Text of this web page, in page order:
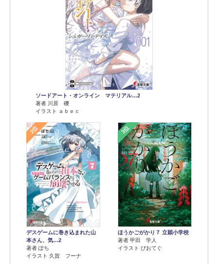
ソードアート・オンライン マテリアル…2
著者 川原 礫
イラスト ａｂｅｃ
2位
デスゲームに巻き込まれた山
本さん、気…2
著者 ぽち
イラスト 久賀 フーナ
3位
ほうかごがかり７ 立穎小学校
著者 甲田 学人
イラスト ぴおてぐ